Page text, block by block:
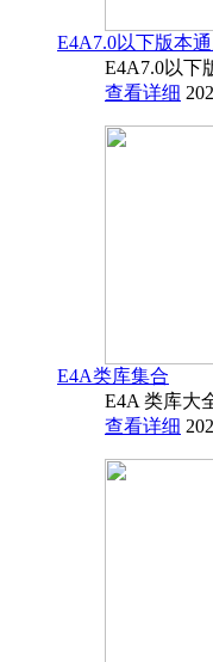
E4A7.0以下版本
E4A7.0以下
查看详细
E4A类库集合
E4A 类库大
查看详细